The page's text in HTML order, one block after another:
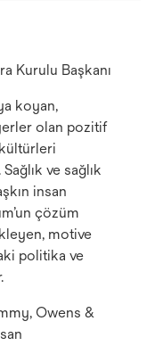
Kurulu Başkanı
koyan,
olan pozitif
ve sağlık
insan
çözüm
motive
politika ve
Owens &